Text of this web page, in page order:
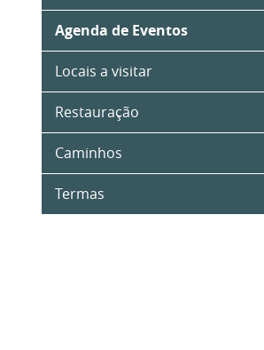
Agenda de Eventos
Locais a visitar
Restauração
Caminhos
Termas